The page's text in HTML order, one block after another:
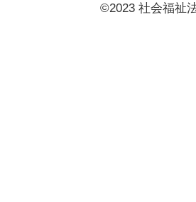
©2023 社会福祉